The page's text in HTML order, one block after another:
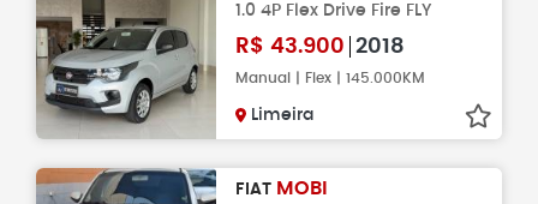
1.0 4P Flex Drive Fire FLY
R$ 43.900 2018
Manual | Flex | 145.000KM
Limeira
FIAT MOBI